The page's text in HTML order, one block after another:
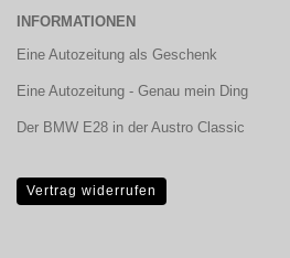
INFORMATIONEN
Eine Autozeitung als Geschenk
Eine Autozeitung - Genau mein Ding
Der BMW E28 in der Austro Classic
Vertrag widerrufen